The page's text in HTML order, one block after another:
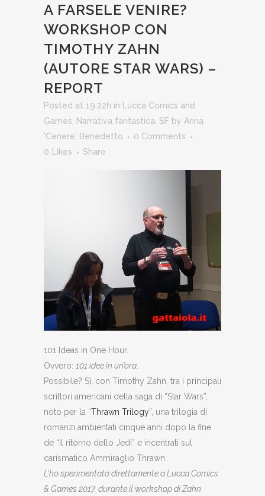
A FARSELE VENIRE?
WORKSHOP CON
TIMOTHY ZAHN
(AUTORE STAR WARS) –
REPORT
Posted at 19:22h in
Lucca Comics and
Games
Narrativa fantastica SF by Anna
'Cenere' Benedetto
0 Comments
0
Likes Share
101 Ideas in One Hour.
Ovvero: 101 idee in un’ora.
Possibile? Sì, con Timothy Zahn, tra i principali
scrittori americani della saga di “Star Wars”,
noto per la “Thrawn Trilogy”, una trilogia di
romanzi ambientati cinque anni dopo la fine
de “Il ritorno dello Jedi” e incentrati sul
carismatico Ammiraglio Thrawn.
L’ho sperimentato direttamente a Lucca Comics
& Games 2017, durante il workshop di Zahn